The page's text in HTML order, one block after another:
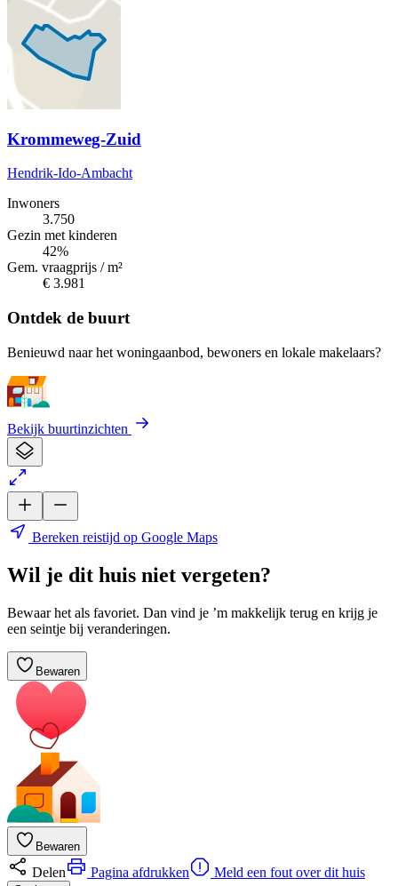
Krommeweg-Zuid
Hendrik-Ido-Ambacht
Inwoners
3.750
Gezin met kinderen
42%
Gem. vraagprijs / m²
€ 3.981
Ontdek de buurt
Benieuwd naar het woningaanbod, bewoners en lokale makelaars?
Bekijk buurtinzichten
Bereken reistijd op Google Maps
Wil je dit huis niet vergeten?
Bewaar het als favoriet. Dan vind je ’m makkelijk terug en krijg je
een seintje bij veranderingen.
Bewaren
Bewaren
Delen Pagina afdrukken Meld een fout over dit huis